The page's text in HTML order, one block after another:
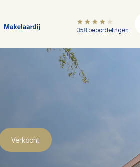
358 beoordelingen
Verkocht